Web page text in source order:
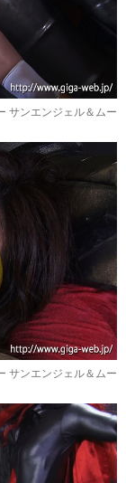
サンエンジェル＆ムー
サンエンジェル＆ムー